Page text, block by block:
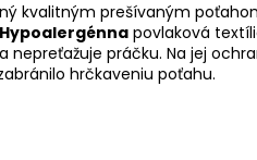
kvalitným prešívaným
Hypoalergénna povlaková
nepreťažuje práčku. Na jej
hrčkaveniu poťahu.